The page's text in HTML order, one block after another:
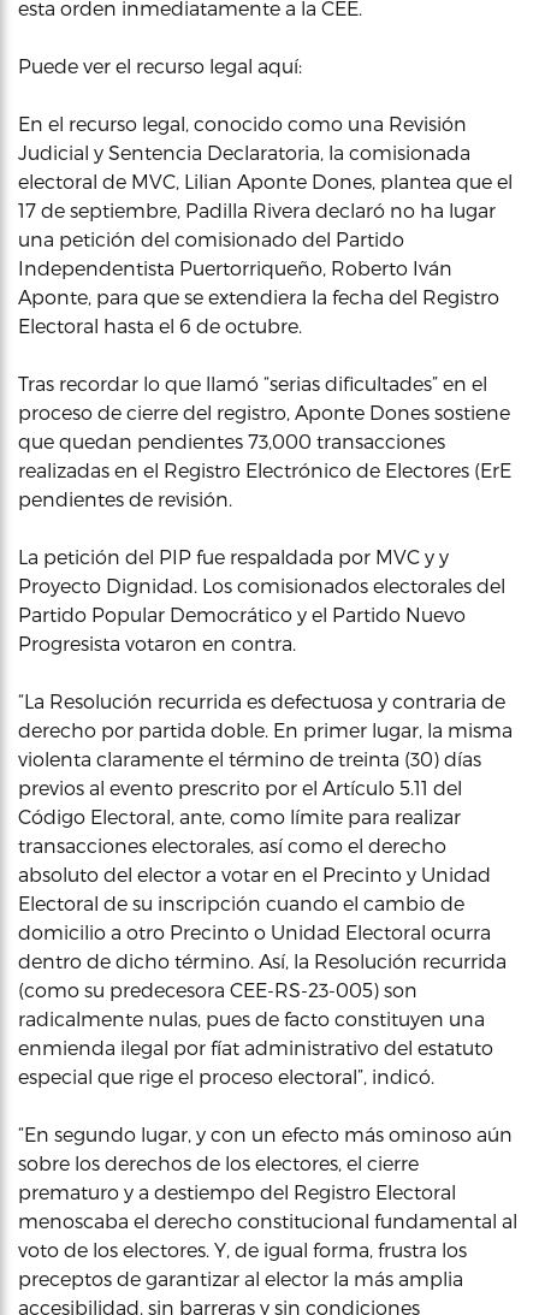
esta orden inmediatamente a la CEE.
Puede ver el recurso legal aquí:
En el recurso legal, conocido como una Revisión
Judicial y Sentencia Declaratoria, la comisionada
electoral de MVC, Lilian Aponte Dones, plantea que el
17 de septiembre, Padilla Rivera declaró no ha lugar
una petición del comisionado del Partido
Independentista Puertorriqueño, Roberto Iván
Aponte, para que se extendiera la fecha del Registro
Electoral hasta el 6 de octubre.
Tras recordar lo que llamó “serias dificultades” en el
proceso de cierre del registro, Aponte Dones sostiene
que quedan pendientes 73,000 transacciones
realizadas en el Registro Electrónico de Electores (ErE
pendientes de revisión.
La petición del PIP fue respaldada por MVC y y
Proyecto Dignidad. Los comisionados electorales del
Partido Popular Democrático y el Partido Nuevo
Progresista votaron en contra.
“La Resolución recurrida es defectuosa y contraria de
derecho por partida doble. En primer lugar, la misma
violenta claramente el término de treinta (30) días
previos al evento prescrito por el Artículo 5.11 del
Código Electoral, ante, como límite para realizar
transacciones electorales, así como el derecho
absoluto del elector a votar en el Precinto y Unidad
Electoral de su inscripción cuando el cambio de
domicilio a otro Precinto o Unidad Electoral ocurra
dentro de dicho término. Así, la Resolución recurrida
(como su predecesora CEE-RS-23-005) son
radicalmente nulas, pues de facto constituyen una
enmienda ilegal por fíat administrativo del estatuto
especial que rige el proceso electoral”, indicó.
“En segundo lugar, y con un efecto más ominoso aún
sobre los derechos de los electores, el cierre
prematuro y a destiempo del Registro Electoral
menoscaba el derecho constitucional fundamental al
voto de los electores. Y, de igual forma, frustra los
preceptos de garantizar al elector la más amplia
accesibilidad, sin barreras y sin condiciones